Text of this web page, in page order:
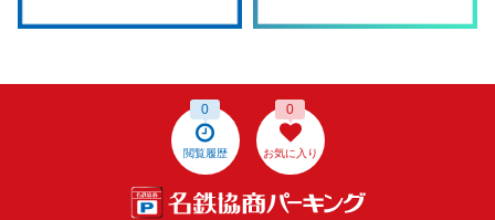
閲覧履歴
0
お気に入り
0